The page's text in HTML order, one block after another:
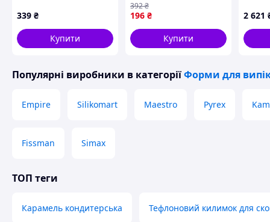
87145T92MK
339 ₴
Купити
пирогів і тортів сірого
кольору
196 ₴
392₴
Купити
2 621
Популярні виробники в категоріїФорми для
Empire Silikomart Maestro Pyrex
Fissman Simax
ТОП теги
Карамель кондитерська Тефлоновий килимок для